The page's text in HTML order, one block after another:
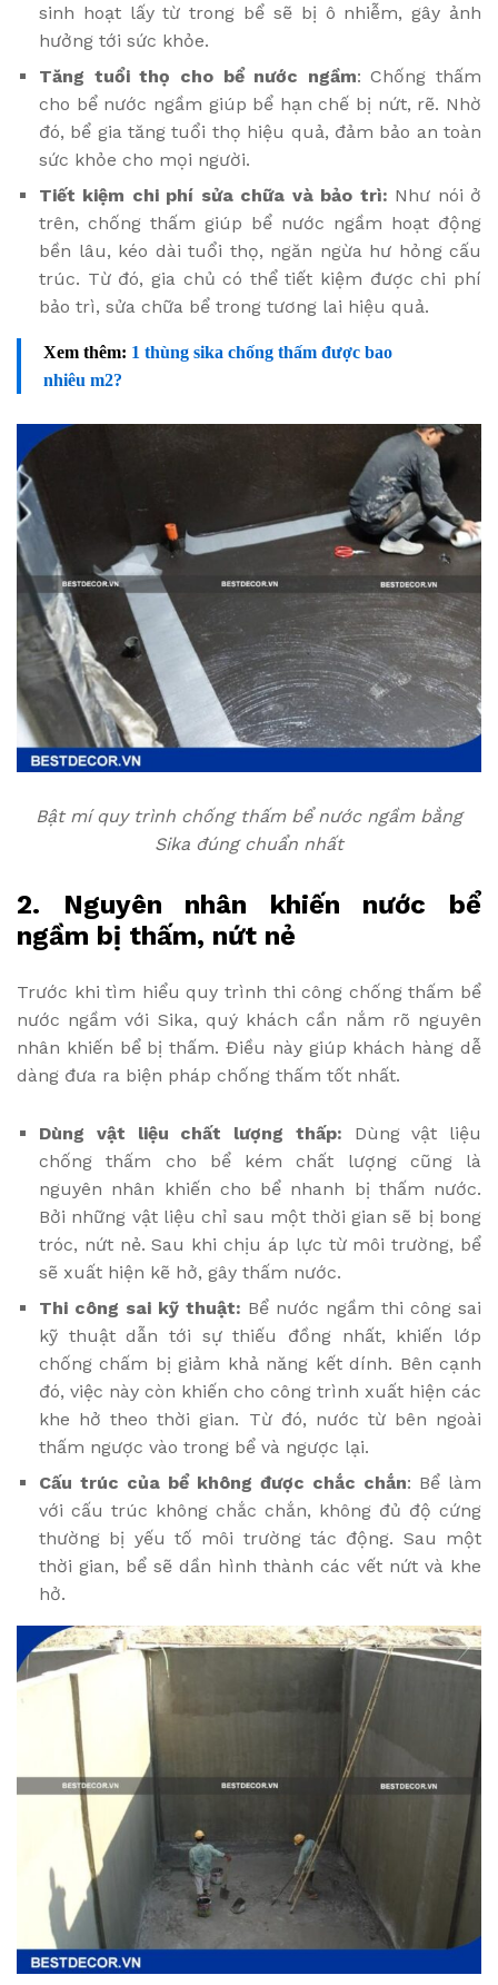
sinh hoạt lấy từ trong bể sẽ bị ô nhiễm, gây ảnh
hưởng tới sức khỏe.
Tăng tuổi thọ cho bể nước ngầm: Chống thấm
cho bể nước ngầm giúp bể hạn chế bị nứt, rẽ. Nhờ
đó, bể gia tăng tuổi thọ hiệu quả, đảm bảo an toàn
sức khỏe cho mọi người.
Tiết kiệm chi phí sửa chữa và bảo trì: Như nói ở
trên, chống thấm giúp bể nước ngầm hoạt động
bền lâu, kéo dài tuổi thọ, ngăn ngừa hư hỏng cấu
trúc. Từ đó, gia chủ có thể tiết kiệm được chi phí
bảo trì, sửa chữa bể trong tương lai hiệu quả.
Xem thêm: 1 thùng sika chống thấm được bao
nhiêu m2?
Bật mí quy trình chống thấm bể nước ngầm bằng
Sika đúng chuẩn nhất
2. Nguyên nhân khiến nước bể
ngầm bị thấm, nứt nẻ
Trước khi tìm hiểu quy trình thi công chống thấm bể
nước ngầm với Sika, quý khách cần nắm rõ nguyên
nhân khiến bể bị thấm. Điều này giúp khách hàng dễ
dàng đưa ra biện pháp chống thấm tốt nhất.
Dùng vật liệu chất lượng thấp: Dùng vật liệu
chống thấm cho bể kém chất lượng cũng là
nguyên nhân khiến cho bể nhanh bị thấm nước.
Bởi những vật liệu chỉ sau một thời gian sẽ bị bong
tróc, nứt nẻ. Sau khi chịu áp lực từ môi trường, bể
sẽ xuất hiện kẽ hở, gây thấm nước.
Thi công sai kỹ thuật: Bể nước ngầm thi công sai
kỹ thuật dẫn tới sự thiếu đồng nhất, khiến lớp
chống chấm bị giảm khả năng kết dính. Bên cạnh
đó, việc này còn khiến cho công trình xuất hiện các
khe hở theo thời gian. Từ đó, nước từ bên ngoài
thấm ngược vào trong bể và ngược lại.
Cấu trúc của bể không được chắc chắn: Bể làm
với cấu trúc không chắc chắn, không đủ độ cứng
thường bị yếu tố môi trường tác động. Sau một
thời gian, bể sẽ dần hình thành các vết nứt và khe
hở.